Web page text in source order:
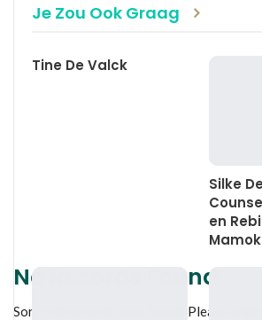
No Records Found
Sorry, no records were found. Please
Je Zou Ook Graag
Tine De Valck
Silke
en